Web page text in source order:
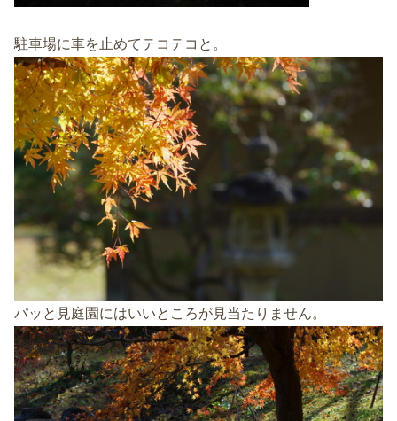
駐車場に車を止めてテコテコと。
パッと見庭園にはいいところが見当たりません。